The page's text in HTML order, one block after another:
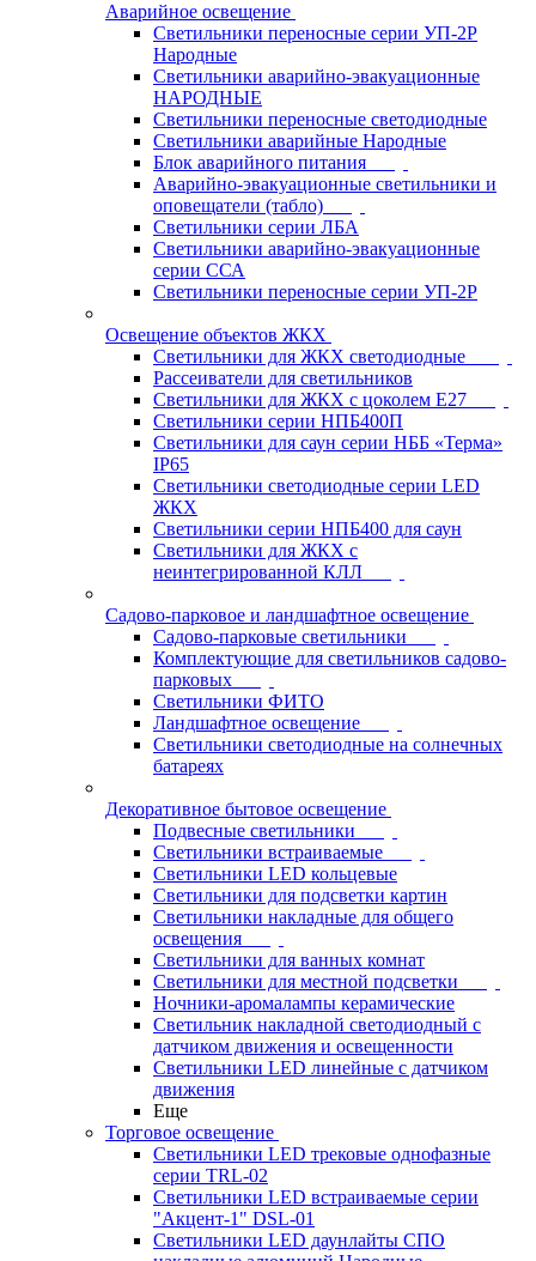
Аварийное освещение
Светильники переносные серии УП-2Р
Народные
Светильники аварийно-эвакуационные
НАРОДНЫЕ
Светильники переносные светодиодные
Светильники аварийные Народные
Блок аварийного питания
Аварийно-эвакуационные светильники и
оповещатели (табло)
Светильники серии ЛБА
Светильники аварийно-эвакуационные
серии ССА
Светильники переносные серии УП-2Р
Освещение объектов ЖКХ
Светильники для ЖКХ светодиодные
Рассеиватели для светильников
Светильники для ЖКХ с цоколем Е27
Светильники серии НПБ400П
Светильники для саун серии НББ «Терма»
IP65
Светильники светодиодные серии LED
ЖКХ
Светильники серии НПБ400 для саун
Светильники для ЖКХ с
неинтегрированной КЛЛ
Садово-парковое и ландшафтное освещение
Садово-парковые светильники
Комплектующие для светильников садово-
парковых
Светильники ФИТО
Ландшафтное освещение
Светильники светодиодные на солнечных
батареях
Декоративное бытовое освещение
Подвесные светильники
Светильники встраиваемые
Светильники LED кольцевые
Светильники для подсветки картин
Светильники накладные для общего
освещения
Светильники для ванных комнат
Светильники для местной подсветки
Ночники-аромалампы керамические
Светильник накладной светодиодный с
датчиком движения и освещенности
Светильники LED линейные с датчиком
движения
Еще
Торговое освещение
Светильники LED трековые однофазные
серии TRL-02
Светильники LED встраиваемые серии
"Акцент-1" DSL-01
Светильники LED даунлайты СПО